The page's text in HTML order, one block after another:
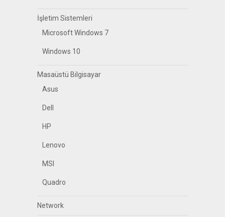
İşletim Sistemleri
Microsoft Windows 7
Windows 10
Masaüstü Bilgisayar
Asus
Dell
HP
Lenovo
MSI
Quadro
Network